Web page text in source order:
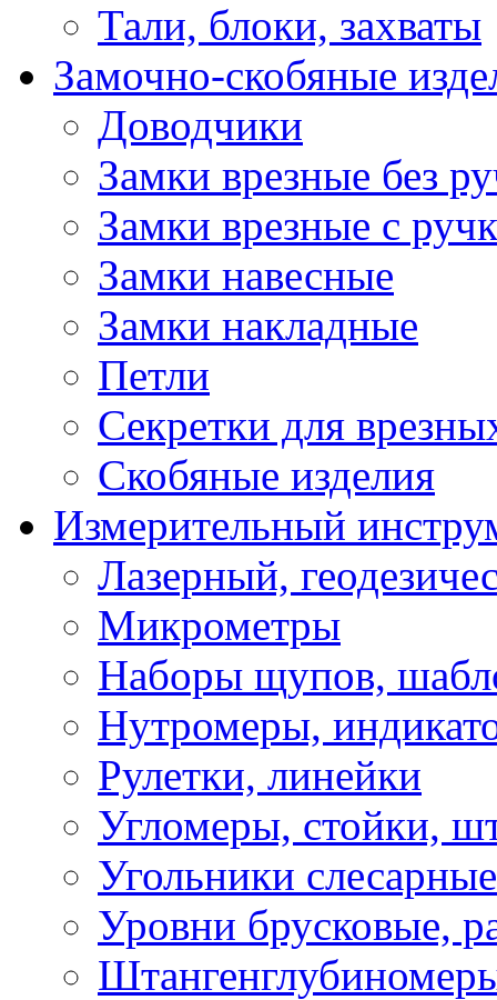
Тали, блоки, захваты
Замочно-скобяные
Доводчики
Замки врезные без
Замки врезные с
Замки навесные
Замки накладные
Петли
Секретки для
Скобяные изделия
Измерительный
Лазерный,
Микрометры
Наборы щупов,
Нутромеры,
Рулетки, линейки
Угломеры, стойки,
Угольники слесарные
Уровни брусковые,